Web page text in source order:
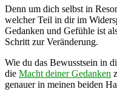
Denn um dich selbst in
welcher Teil in dir im
Gedanken und Gefühle ist
Schritt zur Veränderung.
Wie du das Bewusstsein in
die Macht deiner Gedanken
genauer in meinen beiden